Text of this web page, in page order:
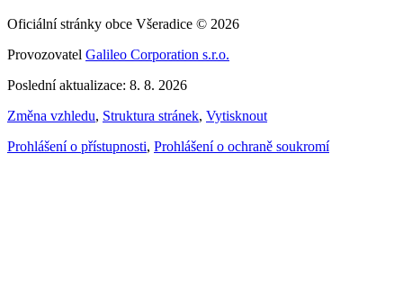
Oficiální stránky obce Všeradice © 2026
Provozovatel Galileo Corporation s.r.o.
Poslední aktualizace: 8. 8. 2026
Změna vzhledu, Struktura stránek, Vytisknout
Prohlášení o přístupnosti, Prohlášení o ochraně soukromí